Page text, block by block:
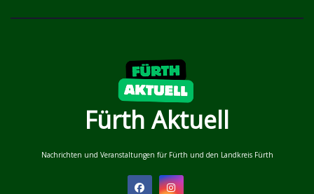
Fürth Aktuell
Nachrichten und Veranstaltungen für Fürth und den Landkreis Fürth